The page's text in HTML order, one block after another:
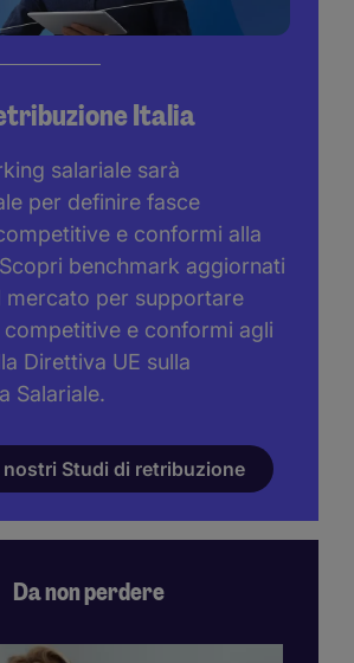
Italia
salariale sarà
per definire fasce
e conformi alla
benchmark aggiornati
mercato per supportare
e conformi agli
Direttiva UE sulla
Salariale.
nostri Studi di retribuzione
Da non perdere